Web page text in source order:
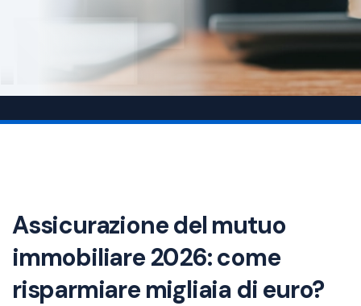
Assicurazione del mutuo
immobiliare 2026: come
risparmiare migliaia di euro?